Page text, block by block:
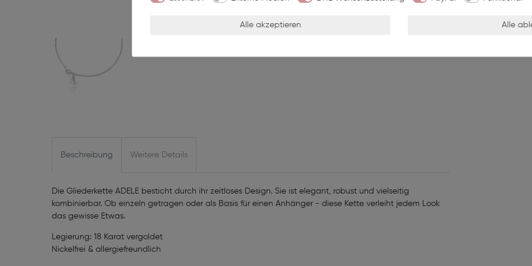
Wunschliste
Beschreibung Weitere Details
Die Gliederkette ADELE besticht durch ihr zeitloses Design. Sie ist elegant, robust und vielseitig
kombinierbar. Ob einzeln getragen oder als Basis für einen Anhänger - diese Kette verleiht jedem Look
das gewisse Etwas.
Legierung: 18 Karat vergoldet
Nickelfrei & allergiefreundlich
Alle akzeptieren Alle